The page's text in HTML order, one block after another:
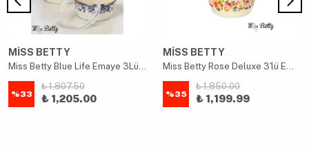
MİSS BETTY
Miss Betty Blue Life Emaye 3Lü Saklama Kabı 14-16-18 Cm
%33
₺ 1,807.50
₺ 1,205.00
MİSS BETTY
Miss Betty Rose Deluxe 3'lü Emaye Saklama Kabı 14-16-18 Cm
%35
₺ 1,850.00
₺ 1,199.99